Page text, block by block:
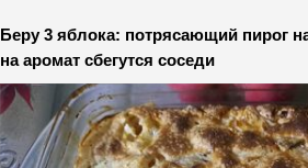
Беру 3 яблока: потрясающий пирог
на аромат сбегутся соседи